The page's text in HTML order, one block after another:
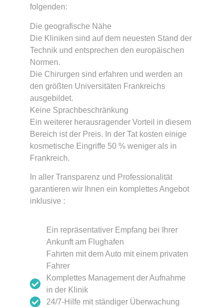
folgenden:
Die geografische Nähe
Die Kliniken sind auf dem neuesten Stand der
Technik und entsprechen den europäischen
Normen.
Die Chirurgen sind erfahren und werden an
den größten Universitäten Frankreichs
ausgebildet.
Keine Sprachbeschränkung
Ein weiterer herausragender Vorteil in diesem
Bereich ist der Preis. In der Tat kosten einige
kosmetische Eingriffe 50 % weniger als in
Frankreich.
In aller Transparenz und Professionalität
garantieren wir Ihnen ein komplettes Angebot
inklusive :
Ein repräsentativer Empfang bei Ihrer
Ankunft am Flughafen
Fahrten mit dem Auto mit einem privaten
Fahrer
Komplettes Management der Aufnahme
in der Klinik
24/7-Hilfe mit ständiger Überwachung